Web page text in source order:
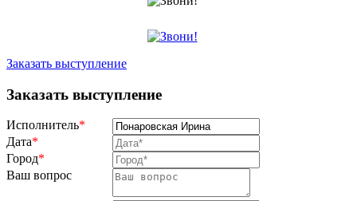
Заказать выступление
Заказать выступление
Исполнитель*
Дата*
Город*
Ваш вопрос